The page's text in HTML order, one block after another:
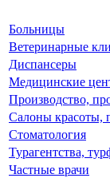
Больницы
Ветеринарные
Диспансеры
Медицинские
Производство,
Салоны красоты,
Стоматология
Турагентства,
Частные врачи